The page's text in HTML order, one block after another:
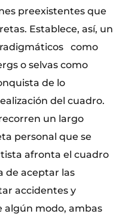
preexistentes que
Establece, así, un
como
o selvas como
de lo
del cuadro.
un largo
personal que se
afronta el cuadro
de aceptar las
accidentes y
algún modo, ambas